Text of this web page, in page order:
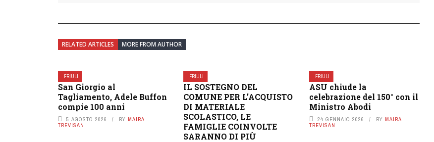
RELATED ARTICLES MORE FROM AUTHOR
FRIULI
San Giorgio al
Tagliamento, Adele Buffon
compie 100 anni
5 AGOSTO 2026 BY MAIRA
TREVISAN
FRIULI
IL SOSTEGNO DEL
COMUNE PER L’ACQUISTO
DI MATERIALE
SCOLASTICO, LE
FAMIGLIE COINVOLTE
SARANNO DI PIÙ
FRIULI
ASU chiude la
celebrazione del 150° con il
Ministro Abodi
24 GENNAIO 2026 BY MAIRA
TREVISAN